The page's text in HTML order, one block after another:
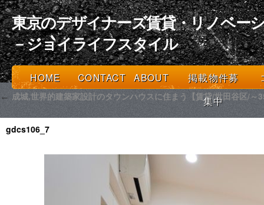
東京のデザイナーズ賃貸・リノベー
－ジョイライフスタイル
HOME CONTACT ABOUT
掲載物件募
集中
← 成城,世界的建築家設計のタウンハウスに住まう【賃貸/世田谷区/
gdcs106_7